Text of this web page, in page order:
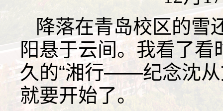
降落在青岛校区的雪
阳悬于云间。我看了
久的“湘行——纪念沈从
就要开始了。